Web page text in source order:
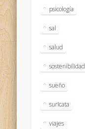
psicología
sal
salud
sostenibilidad
sueño
suricata
viajes